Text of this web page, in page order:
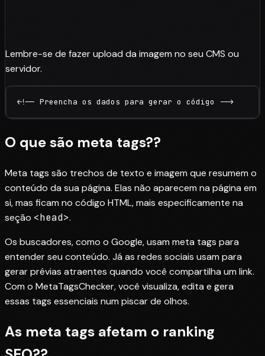
Lembre-se de fazer upload da imagem no seu CMS ou
servidor.
<!-- Preencha os dados para gerar o código -->
O que são meta tags??
Meta tags são trechos de texto e imagem que resumem o
conteúdo da sua página. Elas não aparecem na página em
si, mas ficam no código HTML, mais especificamente na
seção <head>.
Os buscadores, como o Google, usam meta tags para
entender seu conteúdo. Já as redes sociais usam para
gerar prévias atraentes quando você compartilha um link.
Com o MetaTagsChecker, você visualiza, edita e gera
essas tags essenciais num piscar de olhos.
As meta tags afetam o ranking